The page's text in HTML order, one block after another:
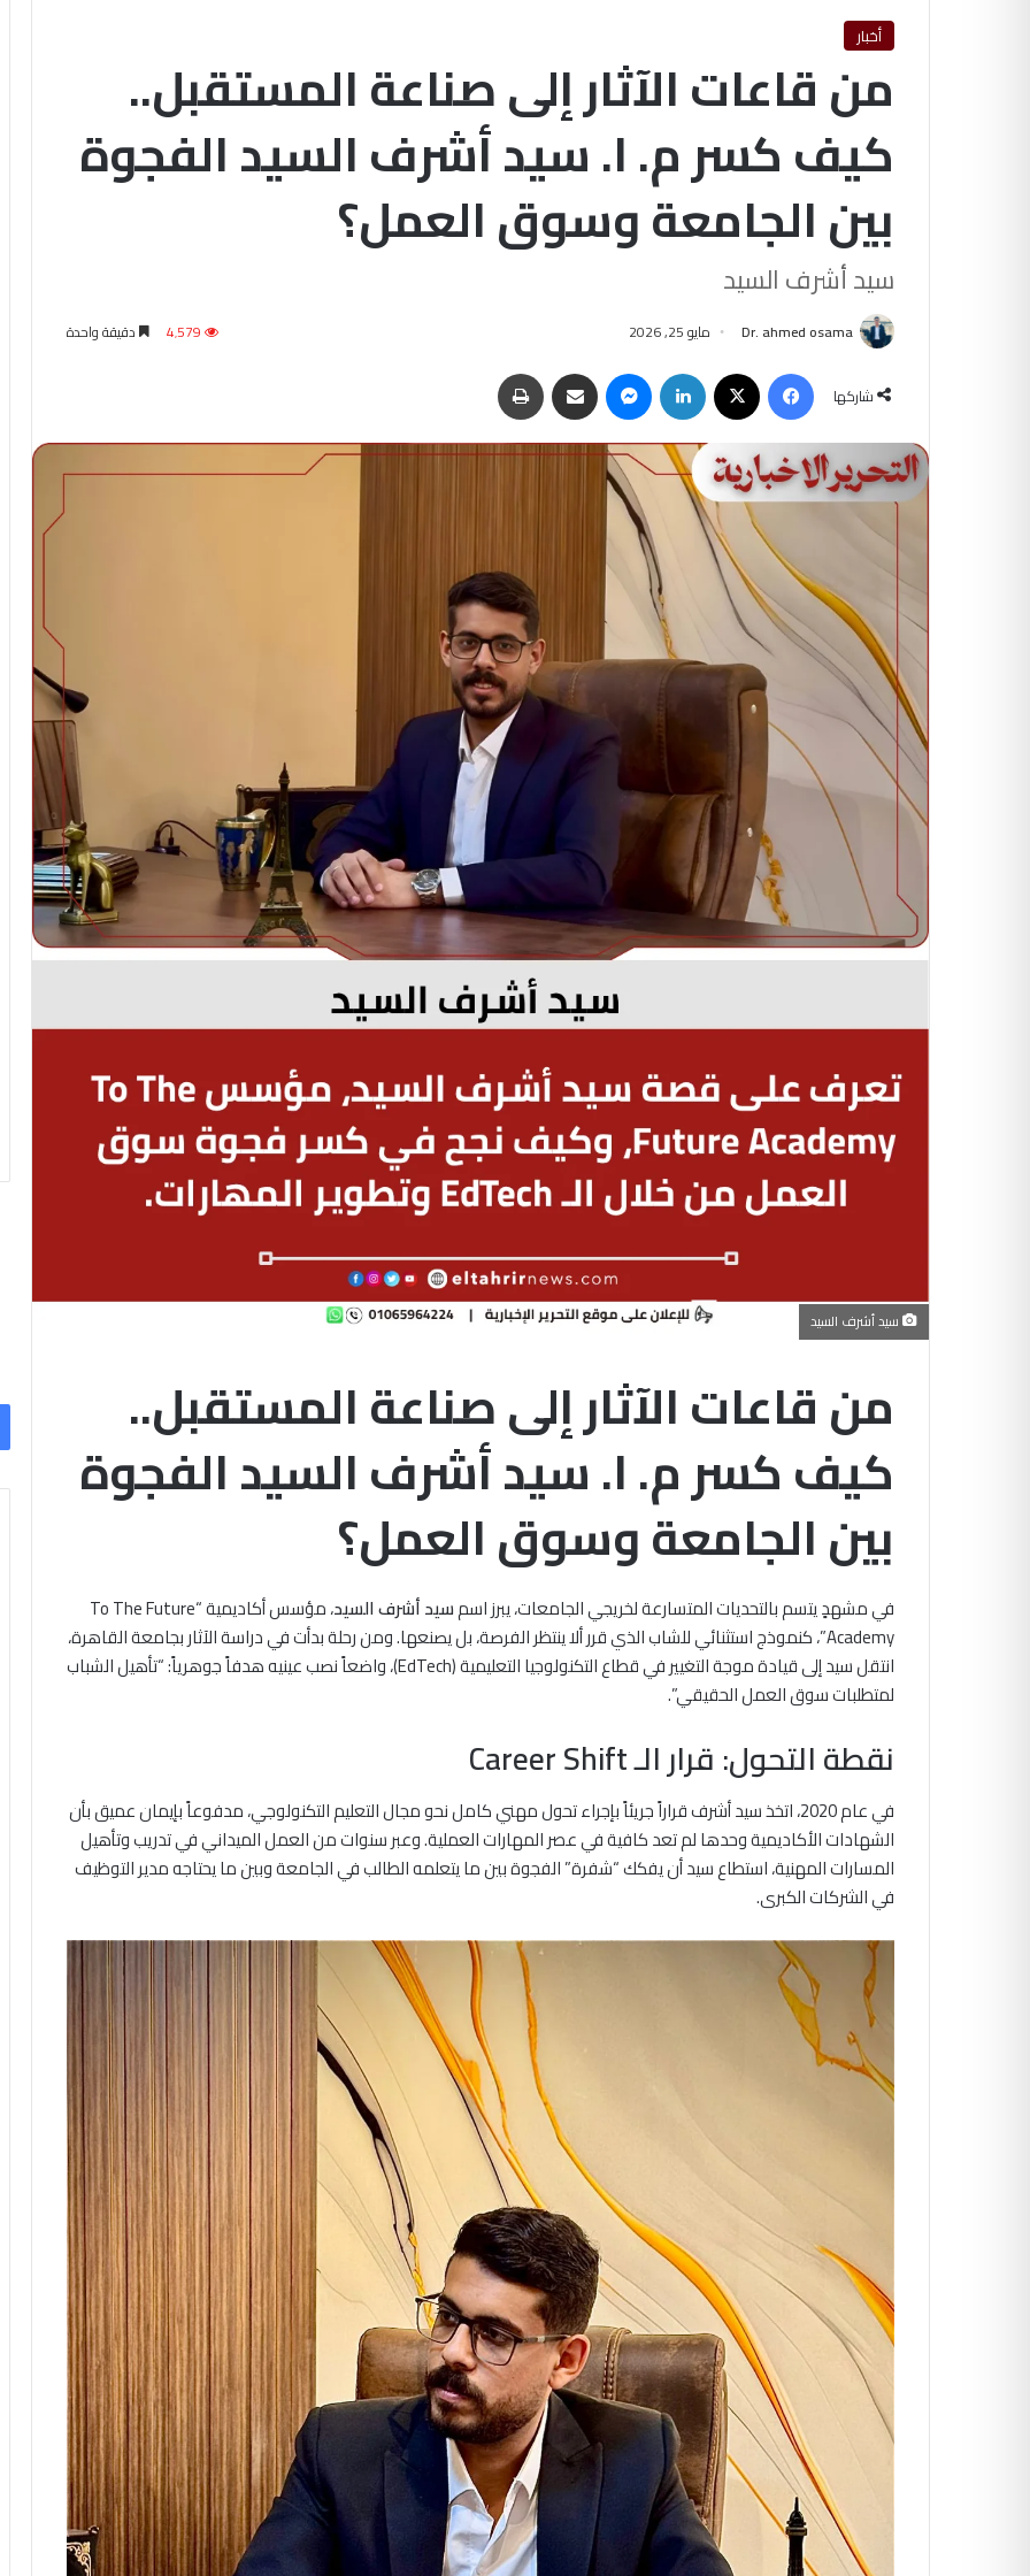
أخبار
من قاعات الآثار إلى صناعة المستقبل..
كيف كسر م. ا. سيد أشرف السيد الفجوة
بين الجامعة وسوق العمل؟
سيد أشرف السيد
Dr. ahmed osama مايو 25, 2026 4٬579 دقيقة واحدة
شاركها
سيد أشرف السيد
من قاعات الآثار إلى صناعة المستقبل..
كيف كسر م. ا. سيد أشرف السيد الفجوة
بين الجامعة وسوق العمل؟
في مشهدٍ يتسم بالتحديات المتسارعة لخريجي الجامعات، يبرز اسمسيد أشرف السيد
، مؤسس أكاديمية “To The Future
Academy”، كنموذج استثنائي للشاب الذي قرر ألا ينتظر الفرصة، بل يصنعها. ومن رحلة بدأت في دراسة الآثار بجامعة القاهرة،
انتقل سيد إلى قيادة موجة التغيير في قطاع التكنولوجيا التعليمية (EdTech)، واضعاً نصب عينيه هدفاً جوهرياً: “تأهيل الشباب
لمتطلبات سوق العمل الحقيقي”.
نقطة التحول: قرار الـ Career Shift
في عام 2020، اتخذ سيد أشرف قراراً جريئاً بإجراء تحول مهني كامل نحو مجال التعليم التكنولوجي، مدفوعاً بإيمان عميق بأن
الشهادات الأكاديمية وحدها لم تعد كافية في عصر المهارات العملية. وعبر سنوات من العمل الميداني في تدريب وتأهيل
المسارات المهنية، استطاع سيد أن يفكك “شفرة” الفجوة بين ما يتعلمه الطالب في الجامعة وبين ما يحتاجه مدير التوظيف
في الشركات الكبرى.